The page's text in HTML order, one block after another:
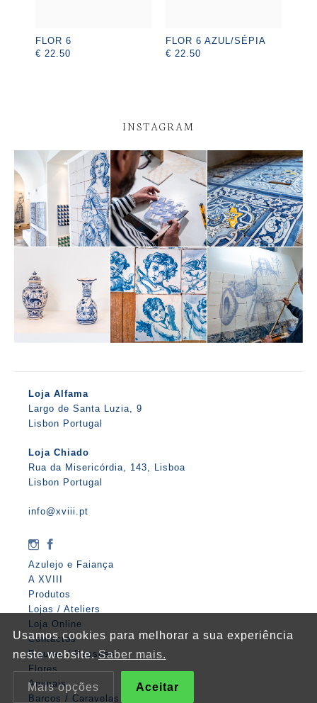
FLOR 6
€ 22.50
FLOR 6 AZUL/SÉPIA
€ 22.50
INSTAGRAM
Loja Alfama
Largo de Santa Luzia, 9
Lisbon Portugal
Loja Chiado
Rua da Misericórdia, 143, Lisboa
Lisbon Portugal
info@xviii.pt
Azulejo e Faiança
A XVIII
Produtos
Lojas / Ateliers
Loja Online
Contactos
Figuras / Pessoas
Flores
Animais
Barcos / Caravelas
Usamos cookies para melhorar a sua experiência
neste website.Saber mais.
Mais opções Aceitar